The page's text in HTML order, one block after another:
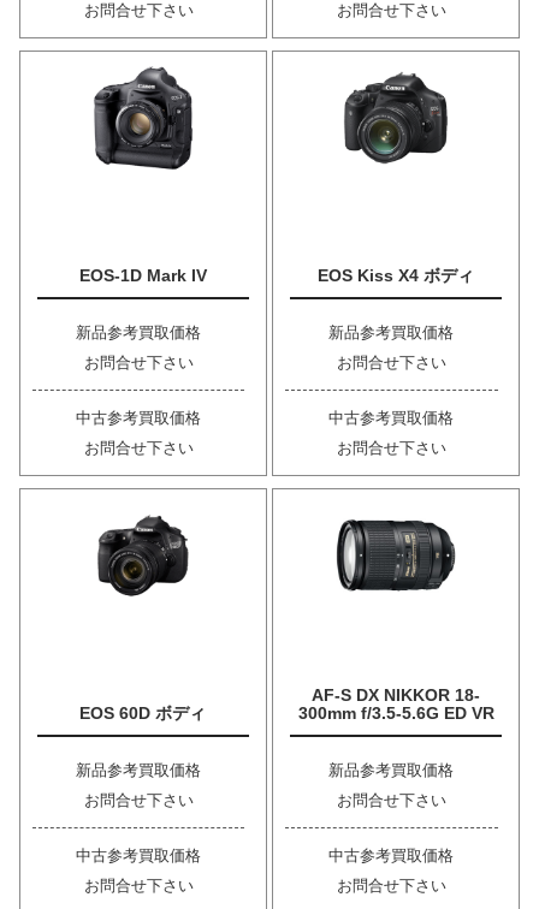
お問合せ下さい
お問合せ下さい
EOS-1D Mark IV
新品参考買取価格
お問合せ下さい
中古参考買取価格
お問合せ下さい
EOS Kiss X4 ボディ
新品参考買取価格
お問合せ下さい
中古参考買取価格
お問合せ下さい
EOS 60D ボディ
新品参考買取価格
お問合せ下さい
中古参考買取価格
お問合せ下さい
AF-S DX NIKKOR 18-
300mm f/3.5-5.6G ED VR
新品参考買取価格
お問合せ下さい
中古参考買取価格
お問合せ下さい